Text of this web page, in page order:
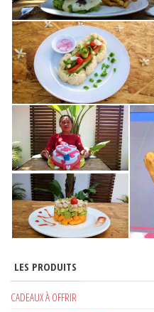
LES PRODUITS
CADEAUX À OFFRIR